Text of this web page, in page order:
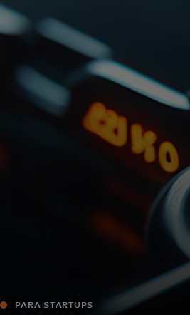
Para ti
Para empresas
Para el mundo
Para innovadores
Noticias y tendencias
PARA STARTUPS